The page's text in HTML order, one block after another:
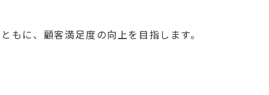
に、顧客満足度の向上を目指します。